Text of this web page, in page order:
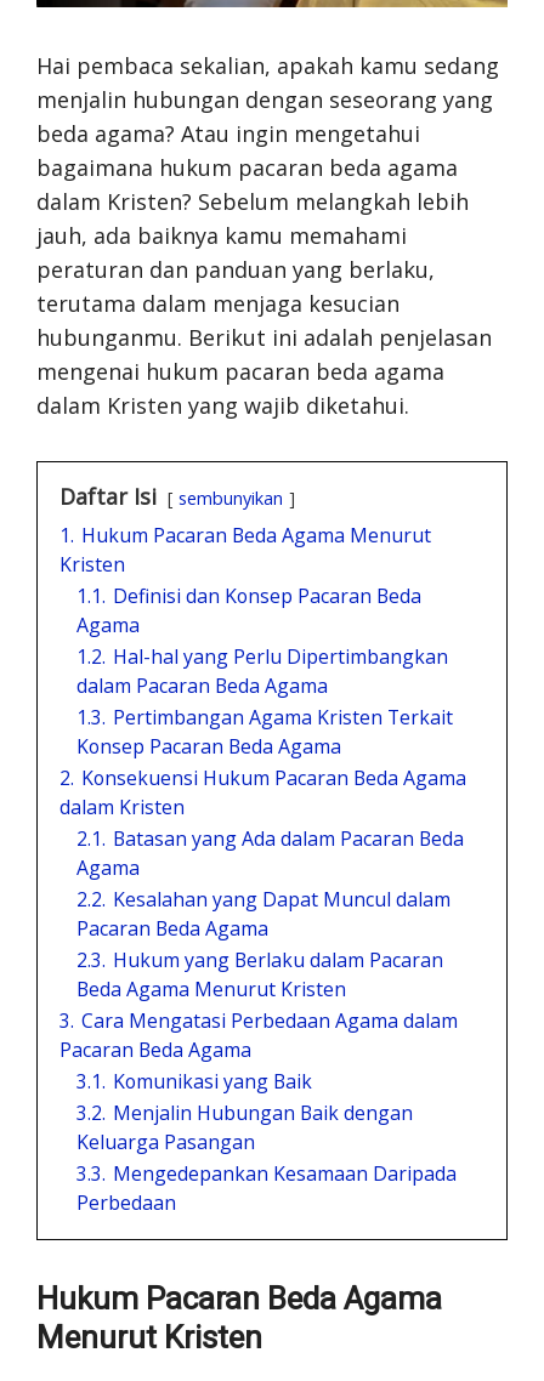
Hai pembaca sekalian, apakah kamu sedang
menjalin hubungan dengan seseorang yang
beda agama? Atau ingin mengetahui
bagaimana hukum pacaran beda agama
dalam Kristen? Sebelum melangkah lebih
jauh, ada baiknya kamu memahami
peraturan dan panduan yang berlaku,
terutama dalam menjaga kesucian
hubunganmu. Berikut ini adalah penjelasan
mengenai hukum pacaran beda agama
dalam Kristen yang wajib diketahui.
Daftar Isi sembunyikan
1. Hukum Pacaran Beda Agama Menurut
Kristen
1.1. Definisi dan Konsep Pacaran Beda
Agama
1.2. Hal-hal yang Perlu Dipertimbangkan
dalam Pacaran Beda Agama
1.3. Pertimbangan Agama Kristen Terkait
Konsep Pacaran Beda Agama
2. Konsekuensi Hukum Pacaran Beda Agama
dalam Kristen
2.1. Batasan yang Ada dalam Pacaran Beda
Agama
2.2. Kesalahan yang Dapat Muncul dalam
Pacaran Beda Agama
2.3. Hukum yang Berlaku dalam Pacaran
Beda Agama Menurut Kristen
3. Cara Mengatasi Perbedaan Agama dalam
Pacaran Beda Agama
3.1. Komunikasi yang Baik
3.2. Menjalin Hubungan Baik dengan
Keluarga Pasangan
3.3. Mengedepankan Kesamaan Daripada
Perbedaan
Hukum Pacaran Beda Agama
Menurut Kristen